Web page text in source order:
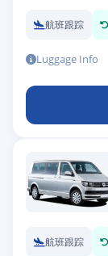
航班跟踪
Luggage Info
航班跟踪